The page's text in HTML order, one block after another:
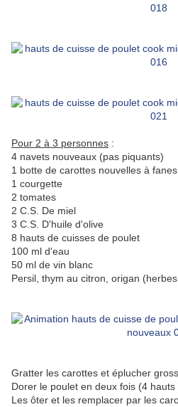
Pour 2 à 3 personnes :
4 navets nouveaux (pas piquants)
1 botte de carottes nouvelles à fanes
1 courgette
2 tomates
2 C.S. De miel
3 C.S. D'huile d'olive
8 hauts de cuisses de poulet
100 ml d'eau
50 ml de vin blanc
Persil, thym au citron, origan
Gratter les carottes et éplucher
Dorer le poulet en deux fois (4
Les ôter et les remplacer par les